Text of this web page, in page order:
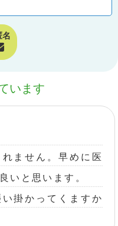
名
います
ません。早めに医
いと思います。
掛かってくますか